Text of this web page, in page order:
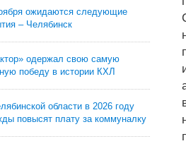
ожидаются следующие
– Челябинск
одержал свою самую
победу в истории КХЛ
области в 2026 году
повысят плату за коммуналку